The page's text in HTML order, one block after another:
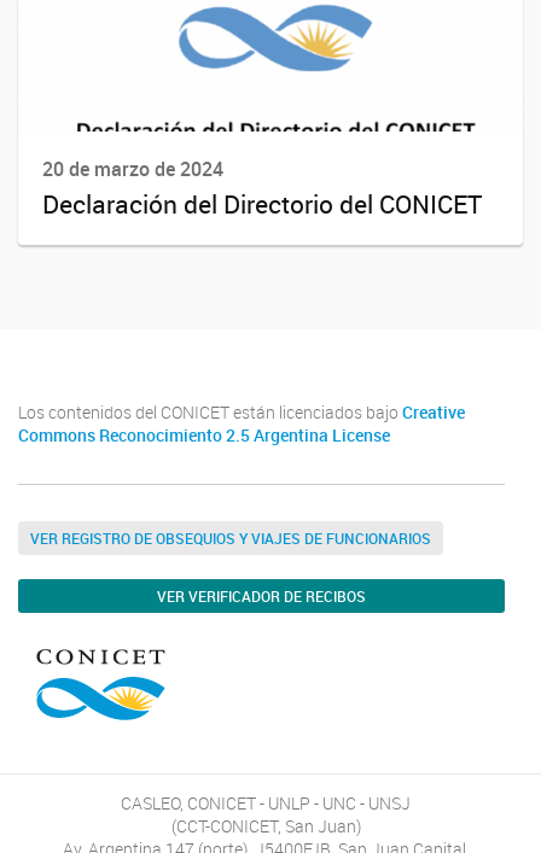
20 de marzo de 2024
Declaración del Directorio del CONICET
Los contenidos del CONICET están licenciados bajo Creative
Commons Reconocimiento 2.5 Argentina License
VER REGISTRO DE OBSEQUIOS Y VIAJES DE FUNCIONARIOS
VER VERIFICADOR DE RECIBOS
CASLEO, CONICET - UNLP - UNC - UNSJ
(CCT-CONICET, San Juan)